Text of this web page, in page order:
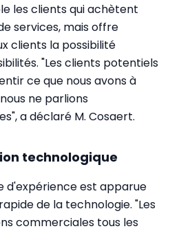
les clients qui achètent
services, mais offre
clients la possibilité
"Les clients potentiels
ce que nous avons à
ne parlions
a déclaré M. Cosaert.
technologique
d'expérience est apparue
de la technologie. "Les
commerciales tous les